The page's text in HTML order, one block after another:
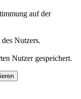
auf der
Nutzers.
Nutzer gespeichert.